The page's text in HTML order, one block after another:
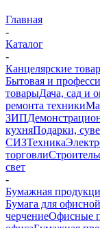
Главная
-
Каталог
-
Канцелярские
Бытовая и
товарыДача, сад и
ремонта техники
ЗИП
кухняПодарки,
СИЗТехника
торговли
свет
-
Бумажная
Бумага для
черчениеОфисные